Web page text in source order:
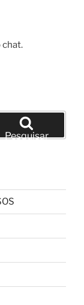
chat.
Pesquisar